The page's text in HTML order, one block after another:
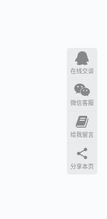
在线交谈
微信客服
给我留言
分享本页